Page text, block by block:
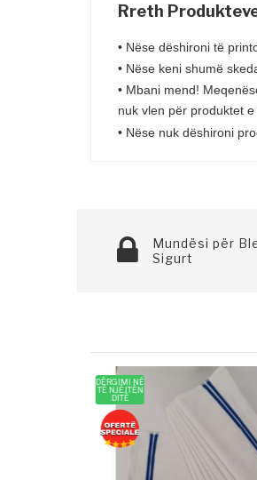
Rreth
• Nëse dëshironi të
• Nëse keni shumë
• Mbani mend!
nuk vlen për produktet
• Nëse nuk dëshironi
Mundësi për
Sigurt
E RE